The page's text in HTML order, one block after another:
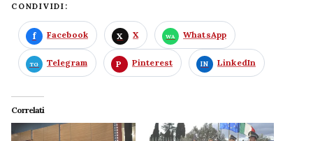
CONDIVIDI:
Facebook X WhatsApp
Telegram Pinterest LinkedIn
Correlati